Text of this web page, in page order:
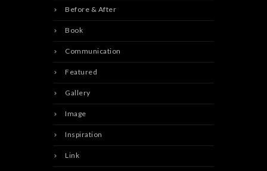
Before & After
Book
Communication
Featured
Gallery
Image
Inspiration
Link